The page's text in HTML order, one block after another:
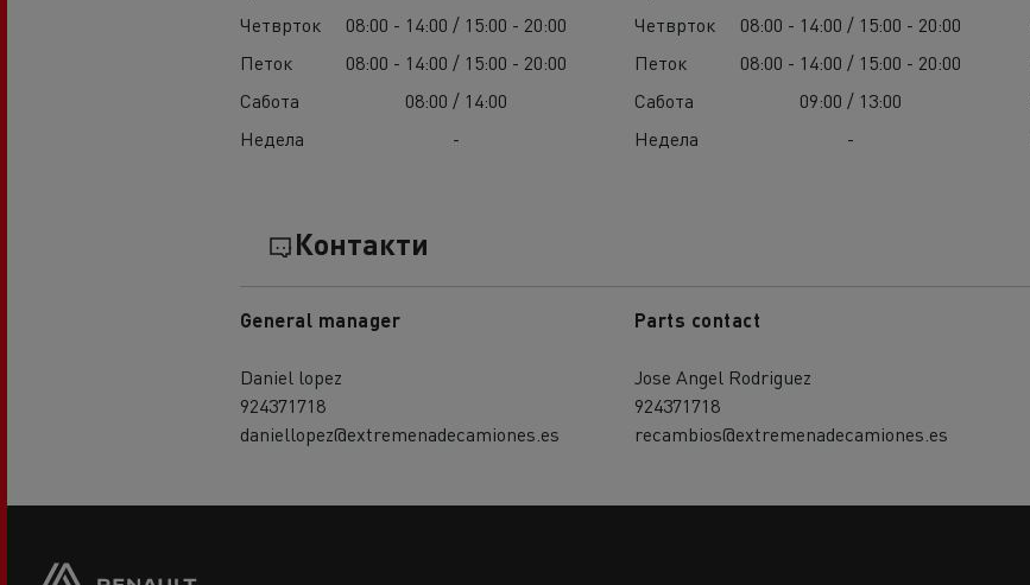
Четврток
08:00 - 14:00 / 15:00 - 20:00
Петок
08:00 - 14:00 / 15:00 - 20:00
Сабота
08:00 / 14:00
Недела
-
Четврток
08:00 - 14:00 / 15:00 - 20:00
Петок
08:00 - 14:00 / 15:00 - 20:00
Сабота
09:00 / 13:00
Недела
-
Контакти
General manager
Daniel lopez
924371718
daniellopez@extremenadecamiones.es
Parts contact
Jose Angel Rodriguez
924371718
recambios@extremenadecamiones.es